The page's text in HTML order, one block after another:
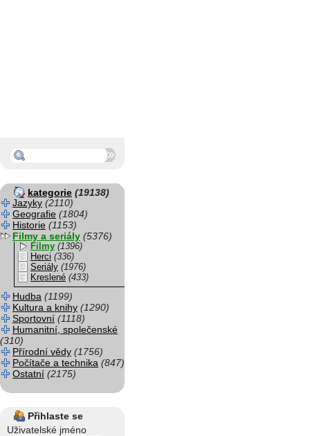
kategorie (19138)
Jazyky (2110)
Geografie (1804)
Historie (1153)
Filmy a seriály (5376)
Filmy (1396)
Herci (336)
Seriály (1976)
Kreslené (433)
Hudba (1199)
Kultura a knihy (1290)
Sportovní (1118)
Humanitní, společenské
(310)
Přírodní vědy (1756)
Počítače a technika (847)
Ostatní (2175)
Přihlaste se
Uživatelské jméno